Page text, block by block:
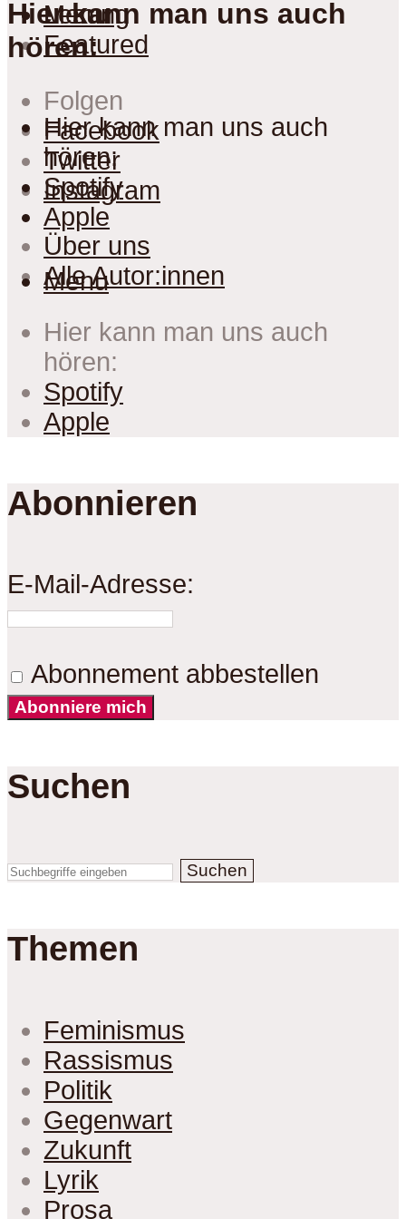
Menu
Hier kann man uns auch
hören:
Hier kann man uns auch
hören:
Spotify
Apple
Menu
Lesung
Featured
Folgen
Facebook
Twitter
Instagram
Über uns
Alle Autor:innen
Hier kann man uns auch
hören:
Spotify
Apple
Abonnieren
E-Mail-Adresse:
Abonnement abbestellen
Abonniere mich
Suchen
Suchen
Themen
Feminismus
Rassismus
Politik
Gegenwart
Zukunft
Lyrik
Prosa